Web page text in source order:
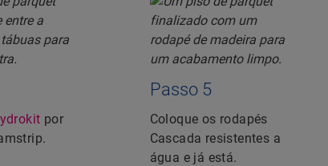
por
Passo 5
Coloque os rodapés
Cascada resistentes a
água e já está.